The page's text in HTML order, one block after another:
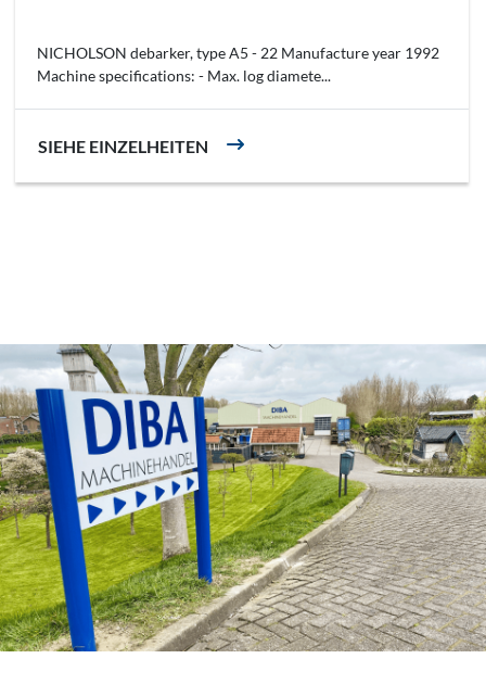
NICHOLSON debarker, type A5 - 22 Manufacture year 1992
Machine specifications: - Max. log diamete...
SIEHE EINZELHEITEN